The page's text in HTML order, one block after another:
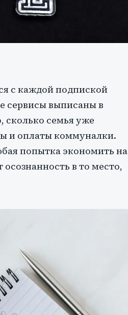
с каждой подпиской
сервисы выписаны в
сколько семья уже
и оплаты коммуналки.
попытка экономить на
в то место,